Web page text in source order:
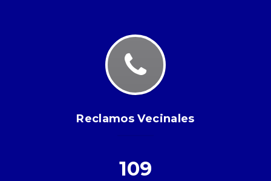
Reclamos Vecinales
109